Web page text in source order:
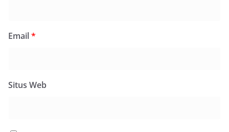
Email*
Situs Web